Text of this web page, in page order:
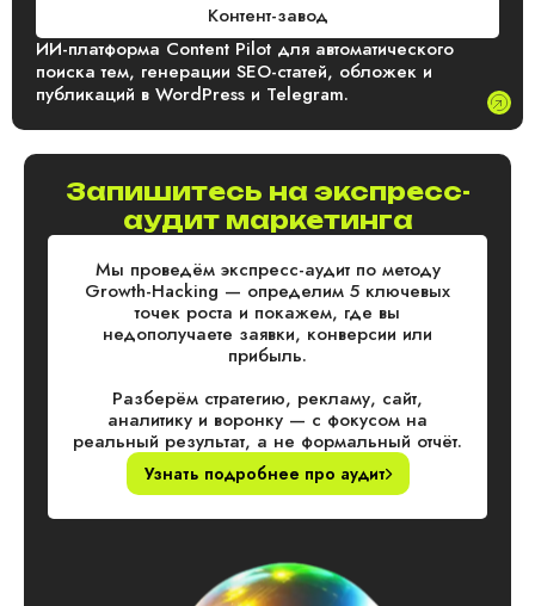
Контент-завод
ИИ-платформа Content Pilot для автоматического
поиска тем, генерации SEO-статей, обложек и
публикаций в WordPress и Telegram.
Запишитесь на экспресс-
аудит маркетинга
Мы проведём экспресс-аудит по методу
Growth-Hacking — определим 5 ключевых
точек роста и покажем, где вы
недополучаете заявки, конверсии или
прибыль.
Разберём стратегию, рекламу, сайт,
аналитику и воронку — с фокусом на
реальный результат, а не формальный отчёт.
Узнать подробнее про аудит